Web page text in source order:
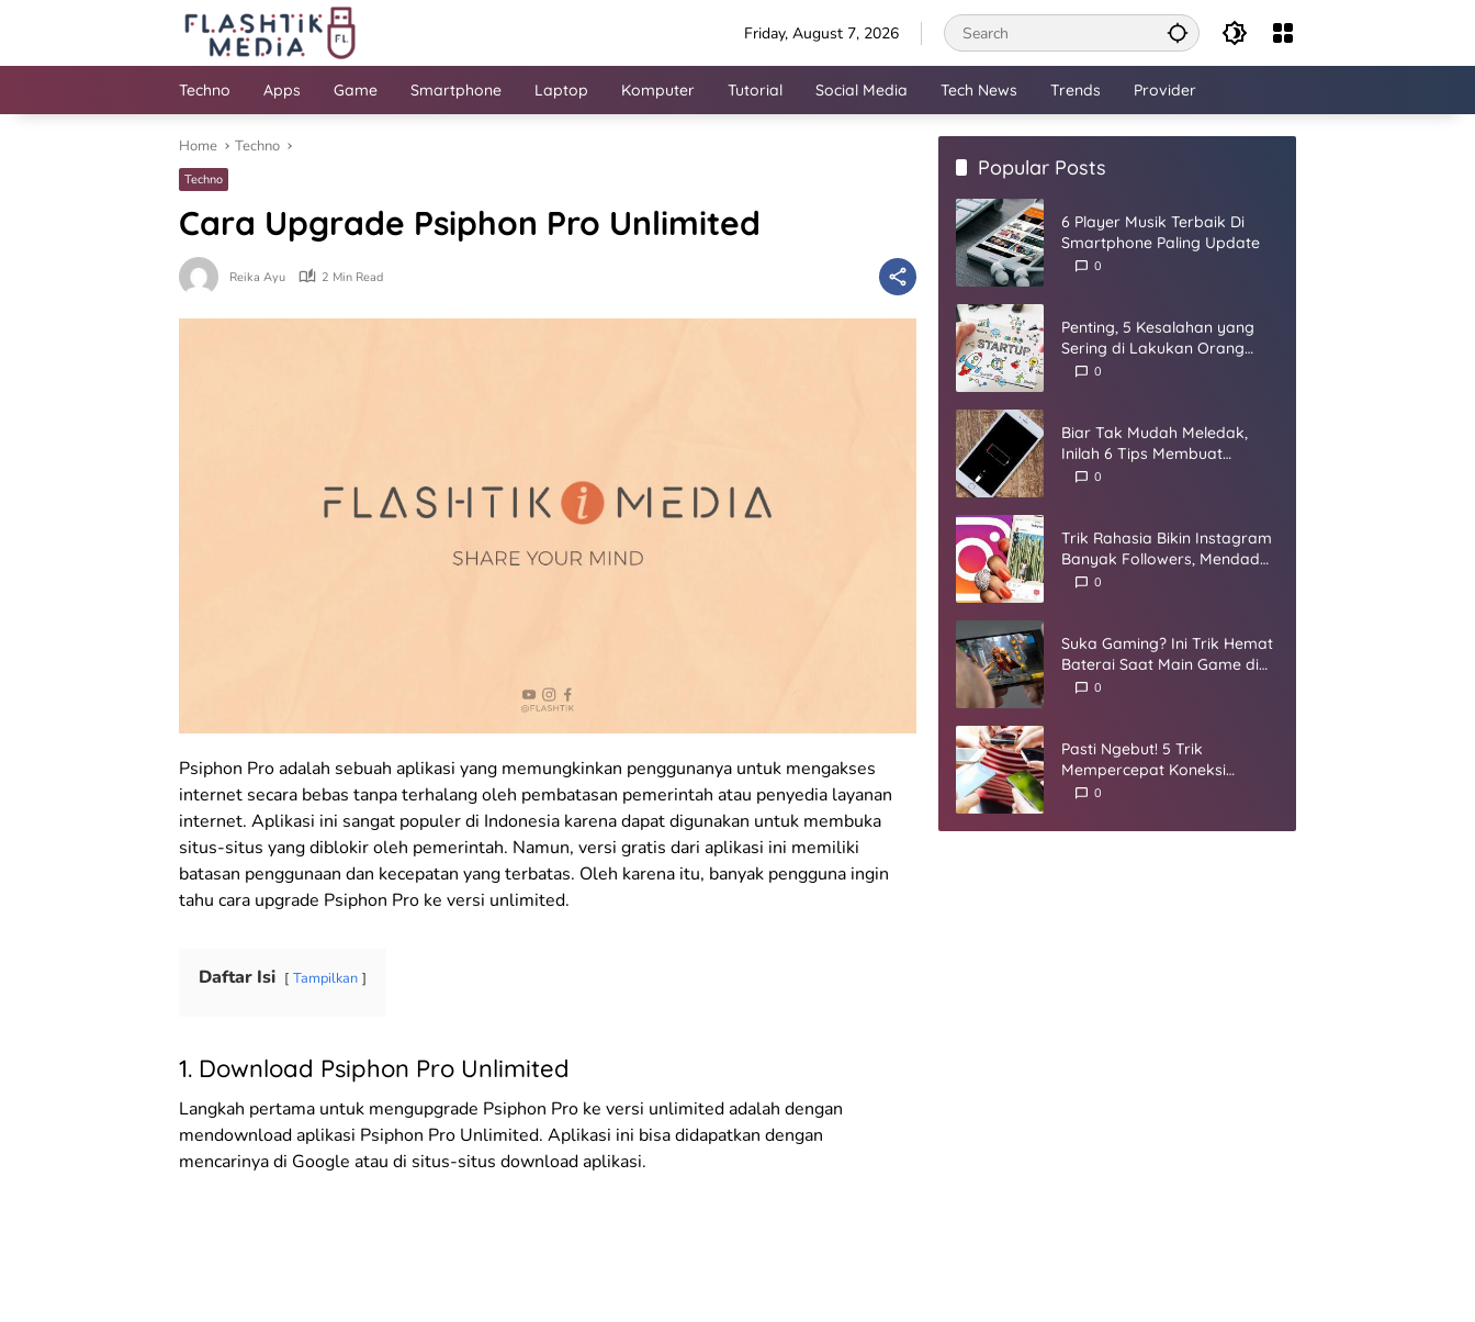
Friday, August 7, 2026
Techno Apps Game Smartphone Laptop Komputer Tutorial Social Media Tech News Trends Provider
Home Techno
Techno
Cara Upgrade Psiphon Pro Unlimited
Reika Ayu 2 Min Read
Psiphon Pro adalah sebuah aplikasi yang memungkinkan penggunanya untuk mengakses
internet secara bebas tanpa terhalang oleh pembatasan pemerintah atau penyedia layanan
internet. Aplikasi ini sangat populer di Indonesia karena dapat digunakan untuk membuka
situs-situs yang diblokir oleh pemerintah. Namun, versi gratis dari aplikasi ini memiliki
batasan penggunaan dan kecepatan yang terbatas. Oleh karena itu, banyak pengguna ingin
tahu cara upgrade Psiphon Pro ke versi unlimited.
Daftar Isi Tampilkan
1. Download Psiphon Pro Unlimited
Langkah pertama untuk mengupgrade Psiphon Pro ke versi unlimited adalah dengan
mendownload aplikasi Psiphon Pro Unlimited. Aplikasi ini bisa didapatkan dengan
mencarinya di Google atau di situs-situs download aplikasi.
Popular Posts
6 Player Musik Terbaik Di
Smartphone Paling Update
0
Penting, 5 Kesalahan yang
Sering di Lakukan Orang
Dalam Membangun Startup
0
Biar Tak Mudah Meledak,
Inilah 6 Tips Membuat
Baterai Smartphone Panjang
0
Trik Rahasia Bikin Instagram
Banyak Followers, Mendadak
Jadi Selebgram
0
Suka Gaming? Ini Trik Hemat
Baterai Saat Main Game di
Smartphone
0
Pasti Ngebut! 5 Trik
Mempercepat Koneksi
Internet yang Harus Kamu
0